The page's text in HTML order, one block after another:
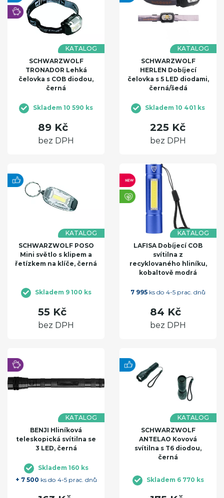
KATALOG
SCHWARZWOLF
TRONADOR Lehká
čelovka s COB diodou,
černá
Skladem 10 590 ks
89 Kč
bez DPH
KATALOG
SCHWARZWOLF
HERLEN Dobíjecí
čelovka s 5 LED diodami,
černá/šedá
Skladem 10 401 ks
225 Kč
bez DPH
KATALOG
SCHWARZWOLF POSO
Mini světlo s klipem a
řetízkem na klíče, černá
Skladem 9 100 ks
55 Kč
bez DPH
KATALOG
LAFISA Dobíjecí COB
svítilna z
recyklovaného hliníku,
kobaltově modrá
7 995 ks do 4-5 prac. dnů
84 Kč
bez DPH
KATALOG
BENJI Hliníková
teleskopická svítilna se
3 LED, černá
Skladem 160 ks
+ 7 500 ks do 4-5 prac. dnů
KATALOG
SCHWARZWOLF
ANTELAO Kovová
svítilna s T6 diodou,
černá
Skladem 6 770 ks